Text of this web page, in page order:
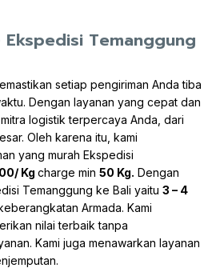
Temanggung
setiap pengiriman Anda tiba
Dengan layanan yang cepat dan
logistik terpercaya Anda, dari
Oleh karena itu, kami
yang murah Ekspedisi
Kg charge min 50 Kg. Dengan
Temanggung ke Bali yaitu 3 – 4
Armada. Kami
nilai terbaik tanpa
Kami juga menawarkan layanan